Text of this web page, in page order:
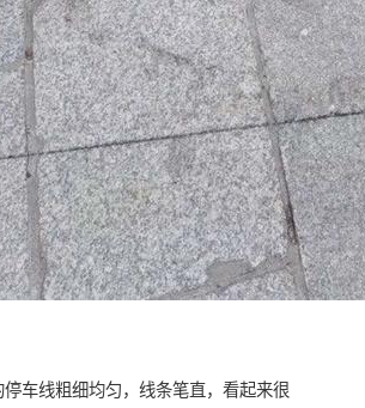
停车线粗细均匀，线条笔直，看起来很